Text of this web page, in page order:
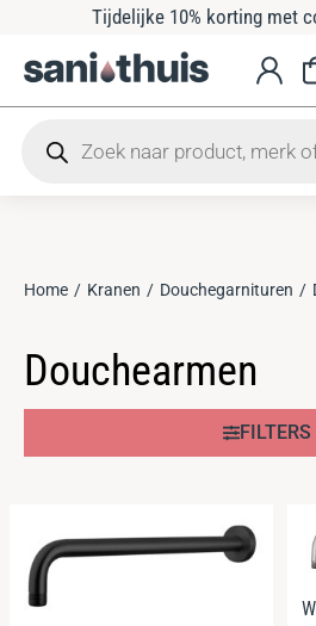
Tijdelijke 10% korting met
Je bent hier:
Home Kranen Douchegarnituren
Douchearmen
FILTERS